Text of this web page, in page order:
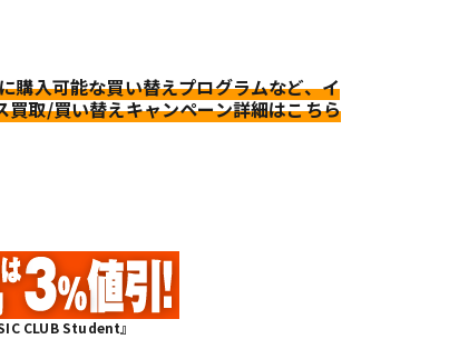
購入可能な買い替えプログラムなど、イ
買取/買い替えキャンペーン詳細はこちら
CLUB Student』